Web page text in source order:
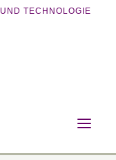
TECHNOLOGIE